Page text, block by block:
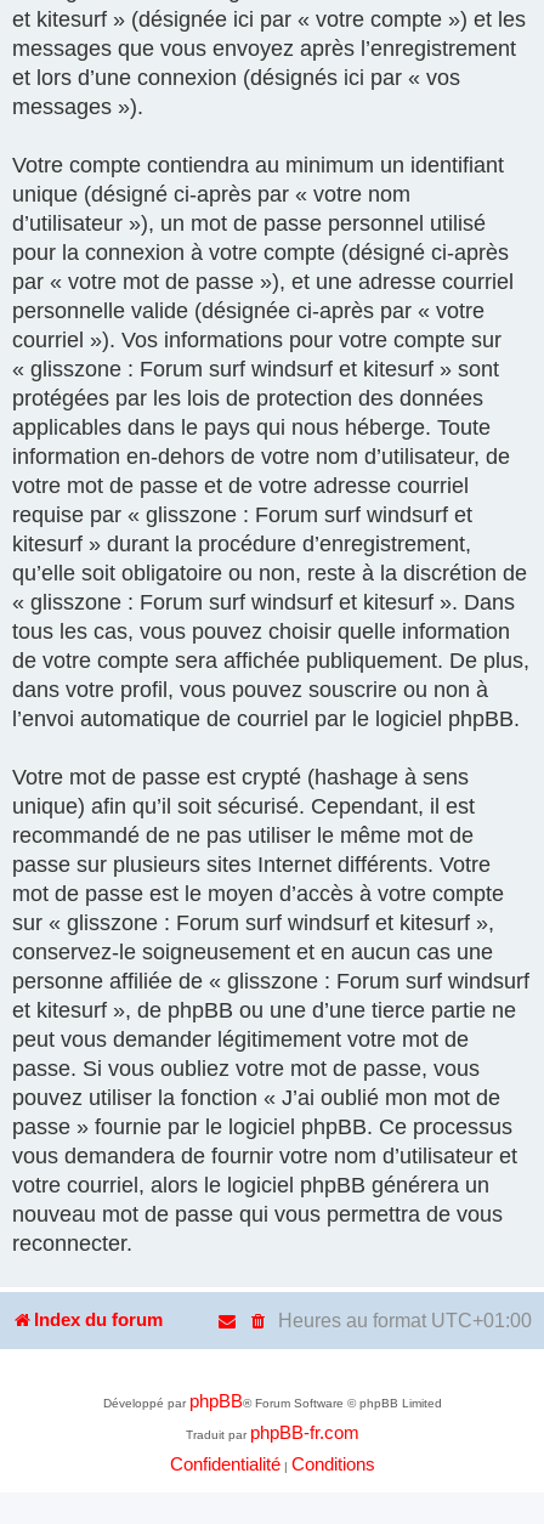
et kitesurf » (désignée ici par « votre compte ») et les
messages que vous envoyez après l’enregistrement
et lors d’une connexion (désignés ici par « vos
messages »).
Votre compte contiendra au minimum un identifiant
unique (désigné ci-après par « votre nom
d’utilisateur »), un mot de passe personnel utilisé
pour la connexion à votre compte (désigné ci-après
par « votre mot de passe »), et une adresse courriel
personnelle valide (désignée ci-après par « votre
courriel »). Vos informations pour votre compte sur
« glisszone : Forum surf windsurf et kitesurf » sont
protégées par les lois de protection des données
applicables dans le pays qui nous héberge. Toute
information en-dehors de votre nom d’utilisateur, de
votre mot de passe et de votre adresse courriel
requise par « glisszone : Forum surf windsurf et
kitesurf » durant la procédure d’enregistrement,
qu’elle soit obligatoire ou non, reste à la discrétion de
« glisszone : Forum surf windsurf et kitesurf ». Dans
tous les cas, vous pouvez choisir quelle information
de votre compte sera affichée publiquement. De plus,
dans votre profil, vous pouvez souscrire ou non à
l’envoi automatique de courriel par le logiciel phpBB.
Votre mot de passe est crypté (hashage à sens
unique) afin qu’il soit sécurisé. Cependant, il est
recommandé de ne pas utiliser le même mot de
passe sur plusieurs sites Internet différents. Votre
mot de passe est le moyen d’accès à votre compte
sur « glisszone : Forum surf windsurf et kitesurf »,
conservez-le soigneusement et en aucun cas une
personne affiliée de « glisszone : Forum surf windsurf
et kitesurf », de phpBB ou une d’une tierce partie ne
peut vous demander légitimement votre mot de
passe. Si vous oubliez votre mot de passe, vous
pouvez utiliser la fonction « J’ai oublié mon mot de
passe » fournie par le logiciel phpBB. Ce processus
vous demandera de fournir votre nom d’utilisateur et
votre courriel, alors le logiciel phpBB générera un
nouveau mot de passe qui vous permettra de vous
reconnecter.
Index du forum Heures au format UTC+01:00
Développé par phpBB® Forum Software © phpBB Limited
Traduit par phpBB-fr.com
Confidentialité| Conditions